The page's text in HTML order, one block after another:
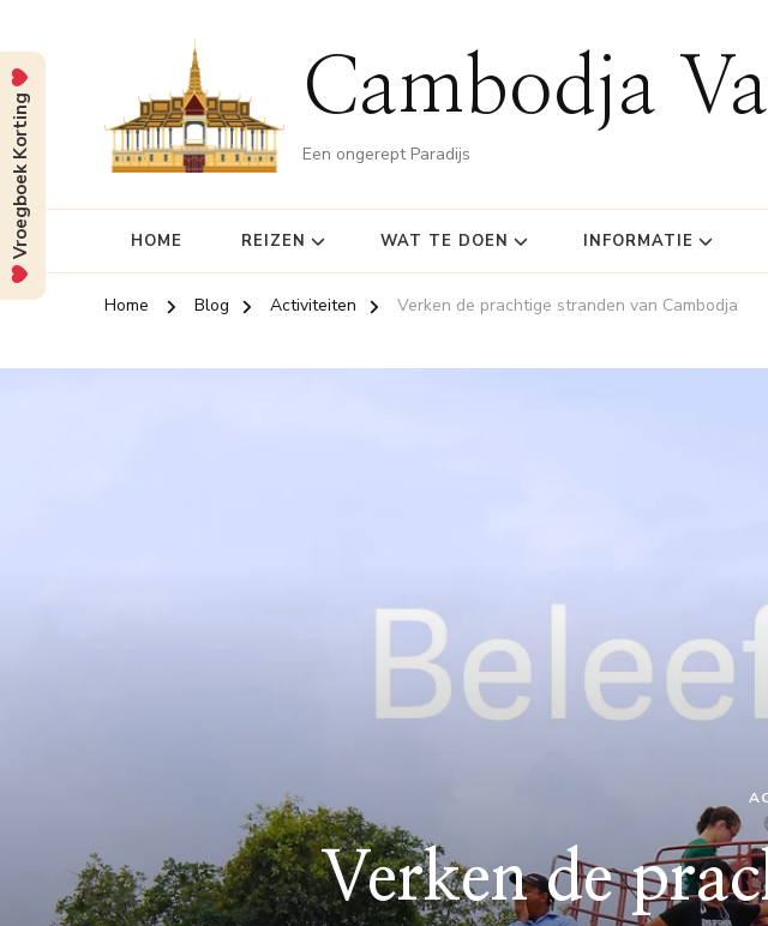
Cambodja
Een ongerept Paradijs
HOME REIZEN WAT TE DOEN INFORMATIE
Home Blog Activiteiten Verken de prachtige stranden van Cambodja
Verken de
Vroegboek Korting